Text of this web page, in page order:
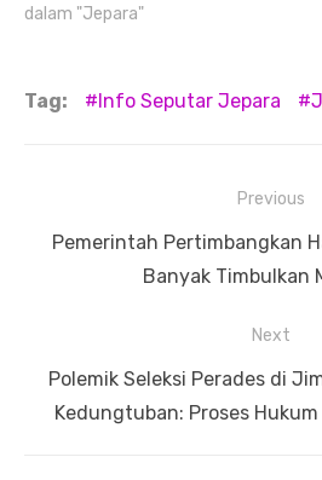
dalam "Jepara"
Tag: Info Seputar Jepara
pos
Previous
Previous
Pemerintah Pertimbangkan
Banyak Timbulkan
Next
Next
post:
Polemik Seleksi Perades di
Kedungtuban: Proses